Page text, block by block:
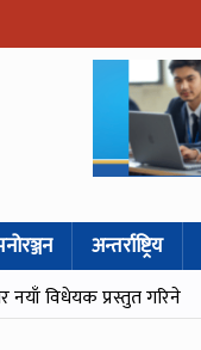
अन्तर्राष्ट्रिय
नयाँ विधेयक प्रस्तुत गरिने